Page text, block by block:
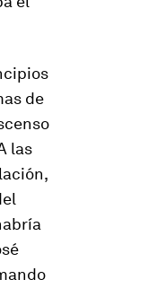
de
las